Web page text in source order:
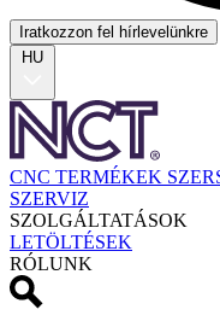
Iratkozzon fel hírlevelünkre
HU
CNC TERMÉKEK
SZERVIZ
SZOLGÁLTATÁSOK
LETÖLTÉSEK
RÓLUNK